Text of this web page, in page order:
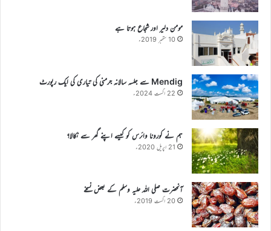
مومن دلیر اور شجاع ہوتا ہے
10 ستمبر 2019ء
Mendig سے جلسہ سالانہ جرمنی کی تیاری کی ایک رپورٹ
22 اگست 2024ء
ہم نے کورونا وائرس کو کیسے اپنے گھر سے نکالا؟
21 اپریل 2020ء
آنحضرت صلی اللہ علیہ وسلم کے بعض نسخے
20 اگست 2019ء